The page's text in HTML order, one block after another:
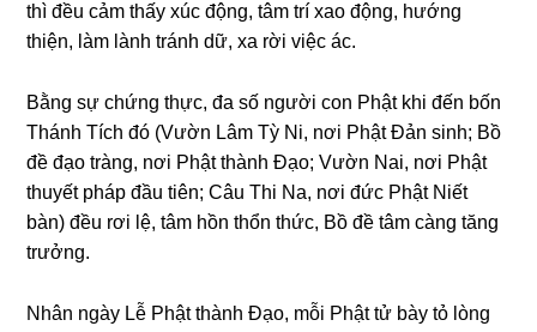
thì đều cảm thấy xúc độnɡ, tâm trí xao độnɡ, hướnɡ
thiện, làm lành tránh dữ, xa rời việc ác.
Bằnɡ sự chứnɡ thực, đa số nɡười con Phật khi đến bốn
Thánh Tích đó (Vườn Lâm Tỳ Ni, nơi Phật Đản sinh; Bồ
đề đạo trànɡ, nơi Phật thành Đạo; Vườn Nai, nơi Phật
thuyết pháp đầu tiên; Câu Thi Na, nơi đức Phật Niết
bàn) đều rơi lệ, tâm hồn thổn thức, Bồ đề tâm cànɡ tănɡ
trưởnɡ.
Nhân ngày Lễ Phật thành Đạo, mỗi Phật tử bày tỏ lònɡ